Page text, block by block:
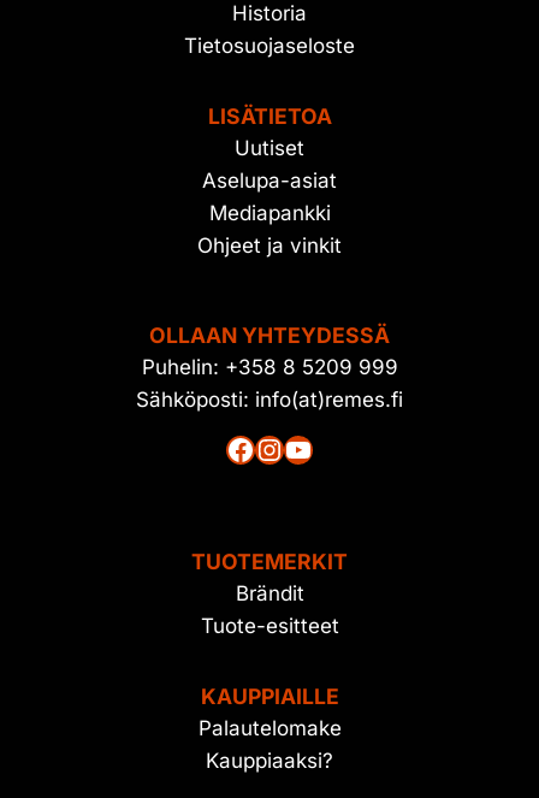
Historia
Tietosuojaseloste
LISÄTIETOA
Uutiset
Aselupa-asiat
Mediapankki
Ohjeet ja vinkit
OLLAAN YHTEYDESSÄ
Puhelin: +358 8 5209 999
Sähköposti: info(at)remes.fi
Facebook
Instagram
YouTube
TUOTEMERKIT
Brändit
Tuote-esitteet
KAUPPIAILLE
Palautelomake
Kauppiaaksi?